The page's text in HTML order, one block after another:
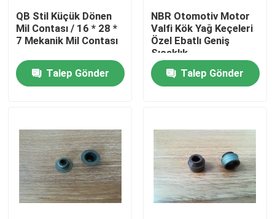
Ürün:% s
Hakkımızda
QB Stil Küçük Dönen
Mil Contası / 16 * 28 *
7 Mekanik Mil Contası
Talep Gönder
NBR Otomotiv Motor
Valfi Kök Yağ Keçeleri
Özel Ebatlı Geniş
Sıcaklık
Talep Gönder